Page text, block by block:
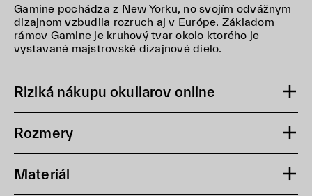
Gamine pochádza z New Yorku, no svojím odvážnym
dizajnom vzbudila rozruch aj v Európe. Základom
rámov Gamine je kruhový tvar okolo ktorého je
vystavané majstrovské dizajnové dielo.
Riziká nákupu okuliarov online
Rozmery
Materiál